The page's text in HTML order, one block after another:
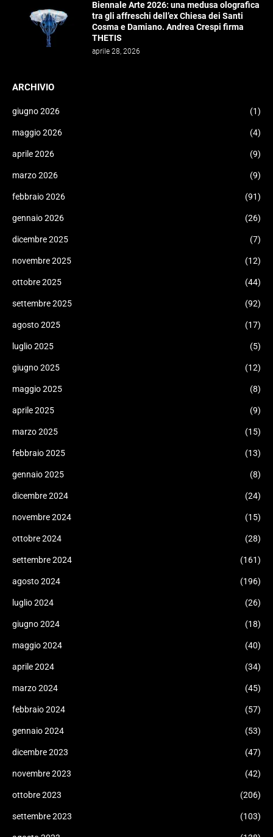
Biennale Arte 2026: una medusa olografica
tra gli affreschi dell’ex Chiesa dei Santi
Cosma e Damiano. Andrea Crespi firma
THETIS
aprile 28, 2026
ARCHIVIO
giugno 2026 (1)
maggio 2026 (4)
aprile 2026 (9)
marzo 2026 (9)
febbraio 2026 (91)
gennaio 2026 (26)
dicembre 2025 (7)
novembre 2025 (12)
ottobre 2025 (44)
settembre 2025 (92)
agosto 2025 (17)
luglio 2025 (5)
giugno 2025 (12)
maggio 2025 (8)
aprile 2025 (9)
marzo 2025 (15)
febbraio 2025 (13)
gennaio 2025 (8)
dicembre 2024 (24)
novembre 2024 (15)
ottobre 2024 (28)
settembre 2024 (161)
agosto 2024 (196)
luglio 2024 (26)
giugno 2024 (18)
maggio 2024 (40)
aprile 2024 (34)
marzo 2024 (45)
febbraio 2024 (57)
gennaio 2024 (53)
dicembre 2023 (47)
novembre 2023 (42)
ottobre 2023 (206)
settembre 2023 (103)